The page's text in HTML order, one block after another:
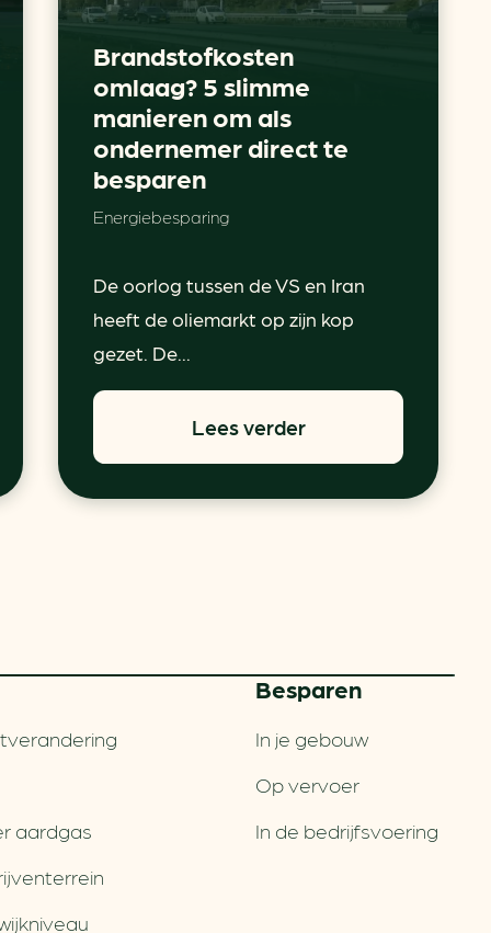
Brandstofkosten
omlaag? 5 slimme
manieren om als
ondernemer direct te
besparen
Energiebesparing
De oorlog tussen de VS en Iran
heeft de oliemarkt op zijn kop
gezet. De...
Lees verder
aardgas
Besparen
In je gebouw
Op vervoer
In de bedrijfsvoering